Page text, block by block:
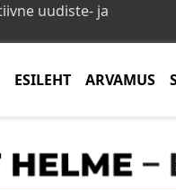
uudiste- ja
ESILEHT ARVAMUS